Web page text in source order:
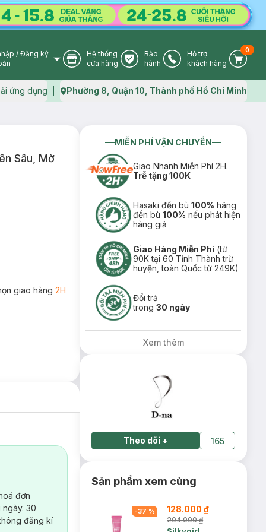
User Icon
/ Đăng ký
Store Icon
Hệ thống
cửa hàng
Warranty Icon
Bảo
hành
Phone Icon
Hỗ trợ
khách hàng
Cart
0
ứng dụng Map icon
Phường 8, Quận 10, Thành phố Hồ Chí Minh
Sâu, Mờ
giao hàng 2H
đơn
30
đăng kí
MIỄN PHÍ VẬN CHUYỂN
Giao Nhanh Miễn Phí 2H.
Trễ tặng 100K
Hasaki đền bù100% hãng
đền bù100% nếu phát hiện
hàng giả
Giao Hàng Miễn Phí (từ
90K tại 60 Tỉnh Thành trừ
huyện, toàn Quốc từ 249K)
Đổi trả
trong30 ngày
Xem thêm
Theo dõi + 165
Sản phẩm xem cùng
-37 % 128.000 ₫
204.000 ₫